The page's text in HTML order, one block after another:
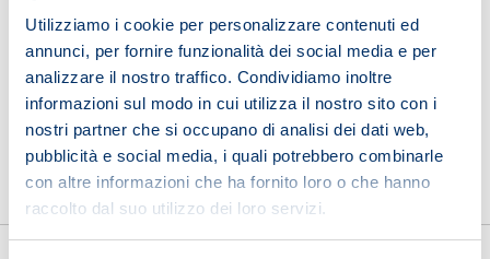
Utilizziamo i cookie per personalizzare contenuti ed
annunci, per fornire funzionalità dei social media e per
analizzare il nostro traffico. Condividiamo inoltre
informazioni sul modo in cui utilizza il nostro sito con i
nostri partner che si occupano di analisi dei dati web,
pubblicità e social media, i quali potrebbero combinarle
con altre informazioni che ha fornito loro o che hanno
raccolto dal suo utilizzo dei loro servizi.